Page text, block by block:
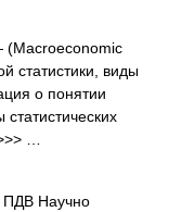
статистики, виды
о понятии
…
Научно